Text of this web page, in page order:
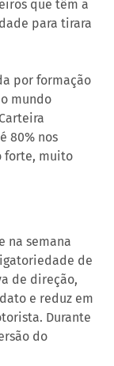
que têm a
para tirara
por formação
mundo
80% nos
forte, muito
na semana
de
de direção,
e reduz em
Durante
do